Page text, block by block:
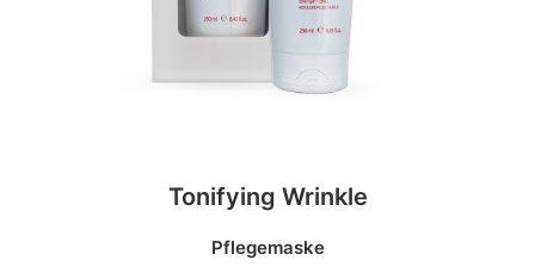
Tonifying Wrinkle
Pflegemaske